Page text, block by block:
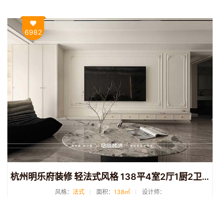
6982
杭州明乐府装修 轻法式风格 138平4室2厅1厨2卫装修
风格： 法式 面积： 138㎡ 设计师：